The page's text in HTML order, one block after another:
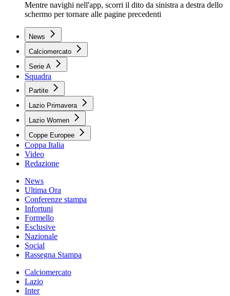
Mentre navighi nell'app, scorri il dito da sinistra a destra dello
schermo per tornare alle pagine precedenti
News
Calciomercato
Serie A
Squadra
Partite
Lazio Primavera
Lazio Women
Coppe Europee
Coppa Italia
Video
Redazione
News
Ultima Ora
Conferenze stampa
Infortuni
Formello
Esclusive
Nazionale
Social
Rassegna Stampa
Calciomercato
Lazio
Inter